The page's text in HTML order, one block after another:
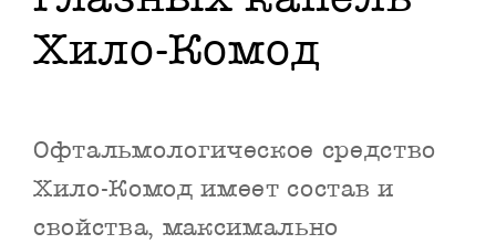
Хило-Комод
Офтальмологическое средство
Хило-Комод имеет состав и
свойства, максимально